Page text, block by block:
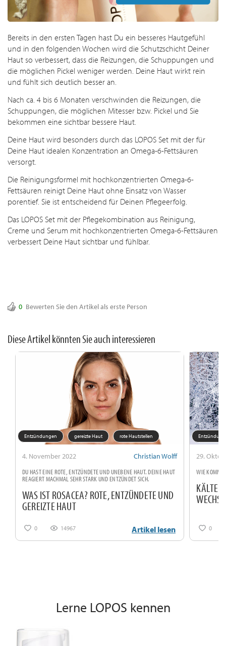
Bereits in den ersten Tagen hast Du ein besseres Hautgefühl
und in den folgenden Wochen wird die Schutzschicht Deiner
Haut so verbessert, dass die Reizungen, die Schuppungen und
die möglichen Pickel weniger werden. Deine Haut wirkt rein
und fühlt sich deutlich besser an.
Nach ca. 4 bis 6 Monaten verschwinden die Reizungen, die
Schuppungen, die möglichen Mitesser bzw. Pickel und Sie
bekommen eine sichtbar bessere Haut.
Deine Haut wird besonders durch das LOPOS Set mit der für
Deine Haut idealen Konzentration an Omega-6-Fettsäuren
versorgt.
Die Reinigungsformel mit hochkonzentrierten Omega-6-
Fettsäuren reinigt Deine Haut ohne Einsatz von Wasser
porentief. Sie ist entscheidend für Deinen Pflegeerfolg.
Das LOPOS Set mit der Pflegekombination aus Reinigung,
Creme und Serum mit hochkonzentrierten Omega-6-Fettsäuren
verbessert Deine Haut sichtbar und fühlbar.
0 Bewerten Sie den Artikel als erste Person
Diese Artikel könnten Sie auch interessieren
Entzündungen gereizte Haut rote Hautstellen
4. November 2022
Christian Wolff
DU HAST EINE ROTE, ENTZÜNDETE UND UNEBENE HAUT. DEINE HAUT
REAGIERT MACHMAL SEHR STARK UND ENTZÜNDET SICH.
WAS IST ROSACEA? ROTE, ENTZÜNDETE UND
GEREIZTE HAUT
0 14967 Artikel lesen
29.
WIE KOMME
KÄLTE
0
Lerne LOPOS kennen